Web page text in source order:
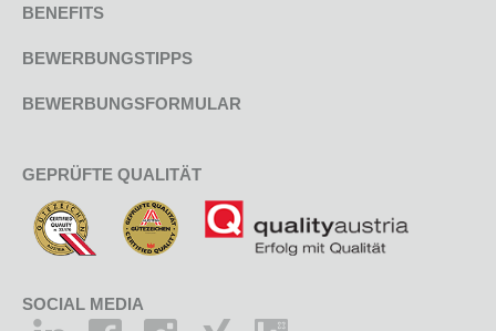
BENEFITS
BEWERBUNGSTIPPS
BEWERBUNGSFORMULAR
GEPRÜFTE QUALITÄT
SOCIAL MEDIA